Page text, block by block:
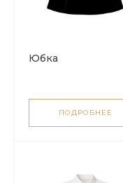
Юбка
ПОДРОБНЕЕ